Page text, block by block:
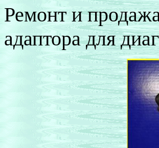
Ремонт и
адаптора для